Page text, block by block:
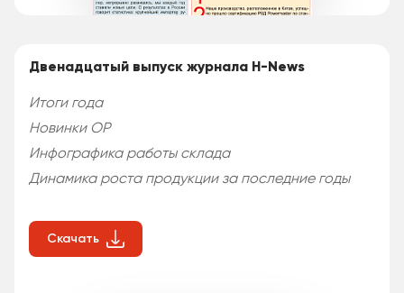
Двенадцатый выпуск журнала H-News
Итоги года
Новинки ОР
Инфографика работы склада
Динамика роста продукции за последние годы
Скачать